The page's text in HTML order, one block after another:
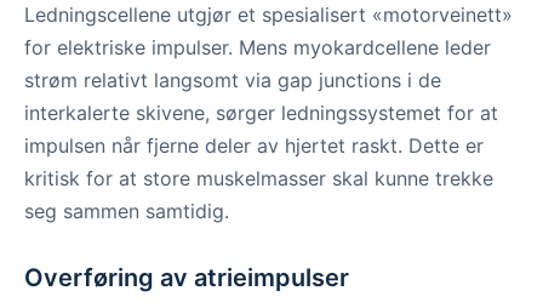
Ledningscellene utgjør et spesialisert «motorveinett»
for elektriske impulser. Mens myokardcellene leder
strøm relativt langsomt via gap junctions i de
interkalerte skivene, sørger ledningssystemet for at
impulsen når fjerne deler av hjertet raskt. Dette er
kritisk for at store muskelmasser skal kunne trekke
seg sammen samtidig.
Overføring av atrieimpulser